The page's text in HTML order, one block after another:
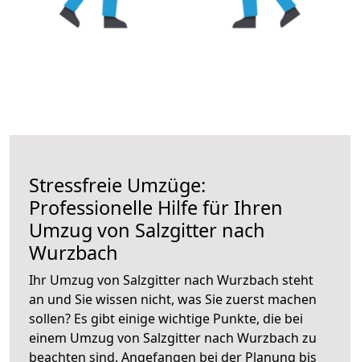
Stressfreie Umzüge:
Professionelle Hilfe für Ihren
Umzug von Salzgitter nach
Wurzbach
Ihr Umzug von Salzgitter nach Wurzbach steht
an und Sie wissen nicht, was Sie zuerst machen
sollen? Es gibt einige wichtige Punkte, die bei
einem Umzug von Salzgitter nach Wurzbach zu
beachten sind. Angefangen bei der Planung bis